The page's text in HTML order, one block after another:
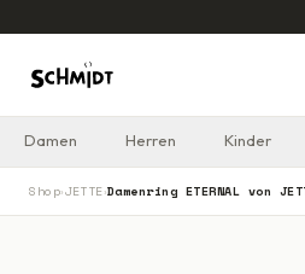
Damen Herren Kinder
Shop›JETTE›Damenring ETERNAL von